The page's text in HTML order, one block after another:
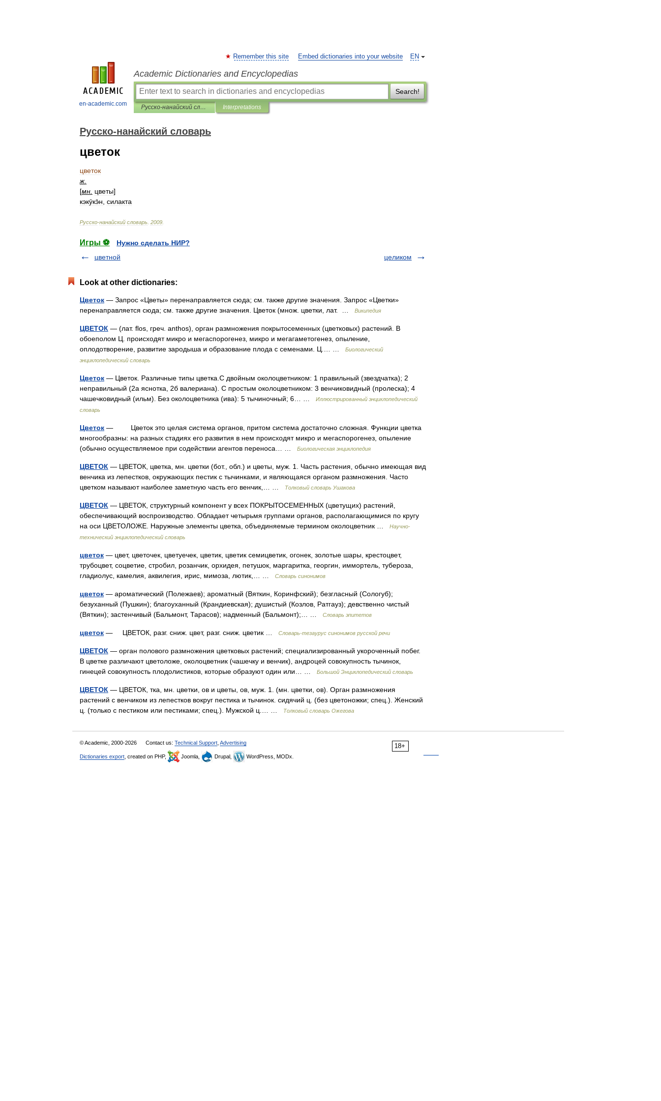
en-academic.com
EN
Remember this site Embed dictionaries into your website
Academic Dictionaries and Encyclopedias
Search!
Русско-нанайский словарь Interpretations
Русско-нанайский словарь
цветок
цветок
ж
[мн цветы]
кэкӯкэ̄н силакта
Русско-нанайский словарь 2009
Игры ⚽
Нужно сделать НИР?
цветной
целиком
Look at other dictionaries:
Цветок — Запрос «Цветы» перенаправляется сюда; см. также другие значения. Запрос «Цветки»
перенаправляется сюда; см. также другие значения. Цветок (множ. цветки, лат. …
Википедия
ЦВЕТОК — (лат. flos, греч. anthos), орган размножения покрытосеменных (цветковых) растений. В
обоеполом Ц. происходят микро и мегаспорогенез, микро и мегагаметогенез, опыление,
оплодотворение, развитие зародыша и образование плода с семенами. Ц.… …
Биологический
энциклопедический словарь
Цветок — Цветок. Различные типы цветка.С двойным околоцветником: 1 правильный (звездчатка); 2
неправильный (2а яснотка, 2б валериана). С простым околоцветником: 3 венчиковидный (пролеска); 4
чашечковидный (ильм). Без околоцветника (ива): 5 тычиночный; 6… …
Иллюстрированный энциклопедический
словарь
Цветок — Цветок это целая система органов, притом система достаточно сложная. Функции цветка
многообразны: на разных стадиях его развития в нем происходят микро и мегаспорогенез, опыление
(обычно осуществляемое при содействии агентов переноса… …
Биологическая энциклопедия
ЦВЕТОК — ЦВЕТОК, цветка, мн. цветки (бот., обл.) и цветы, муж. 1. Часть растения, обычно имеющая вид
венчика из лепестков, окружающих пестик с тычинками, и являющаяся органом размножения. Часто
цветком называют наиболее заметную часть его венчик,… …
Толковый словарь Ушакова
ЦВЕТОК — ЦВЕТОК, структурный компонент у всех ПОКРЫТОСЕМЕННЫХ (цветущих) растений,
обеспечивающий воспроизводство. Обладает четырьмя группами органов, располагающимися по кругу
на оси ЦВЕТОЛОЖЕ. Наружные элементы цветка, объединяемые термином околоцветник …
Научно-
технический энциклопедический словарь
цветок — цвет, цветочек, цветуечек, цветик, цветик семицветик, огонек, золотые шары, крестоцвет,
трубоцвет, соцветие, стробил, розанчик, орхидея, петушок, маргаритка, георгин, иммортель, тубероза,
гладиолус, камелия, аквилегия, ирис, мимоза, лютик,… …
Словарь синонимов
цветок — ароматический (Полежаев); ароматный (Вяткин, Коринфский); безгласный (Сологуб);
безуханный (Пушкин); благоуханный (Крандиевская); душистый (Козлов, Ратгауз); девственно чистый
(Вяткин); застенчивый (Бальмонт, Тарасов); надменный (Бальмонт);… …
Словарь эпитетов
цветок — ЦВЕТОК, разг. сниж. цвет, разг. сниж. цветик … Словарь-тезаурус синонимов русской речи
ЦВЕТОК — орган полового размножения цветковых растений; специализированный укороченный побег.
В цветке различают цветоложе, околоцветник (чашечку и венчик), андроцей совокупность тычинок,
гинецей совокупность плодолистиков, которые образуют один или… …
Большой Энциклопедический словарь
ЦВЕТОК — ЦВЕТОК, тка, мн. цветки, ов и цветы, ов, муж. 1. (мн. цветки, ов). Орган размножения
растений с венчиком из лепестков вокруг пестика и тычинок. сидячий ц. (без цветоножки; спец.). Женский
ц. (только с пестиком или пестиками; спец.). Мужской ц.… …
Толковый словарь Ожегова
18+
© Academic, 2000-2026 Contact us: Technical Support Advertising
Dictionaries export , created on PHP, Joomla, Drupal, WordPress, MODx.